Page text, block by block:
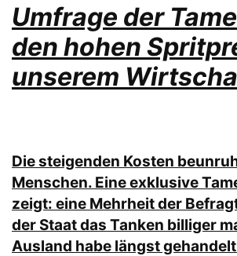
Umfrage der
den hohen
unserem
Die steigenden Kosten
Menschen. Eine exklusive
zeigt: eine Mehrheit der
der Staat das Tanken billiger
Ausland habe längst